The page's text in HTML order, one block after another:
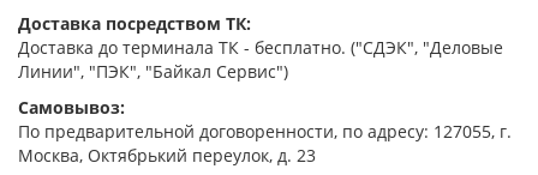
Доставка посредством ТК:
Доставка до терминала ТК - бесплатно. ("СДЭК", "Деловые
Линии", "ПЭК", "Байкал Сервис")
Самовывоз:
По предварительной договоренности, по адресу: 127055, г.
Москва, Октябрький переулок, д. 23